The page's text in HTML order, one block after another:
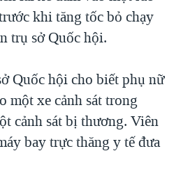
Ở VIỆT NAM
PHỦ VIỆT NAM
TRỘM HẢI SÂM
VỌNG TỪ NÔNG THÔN MỸ
khi tăng tốc bỏ chạy
trụ sở Quốc hội.
Quốc hội cho biết phụ nữ
một xe cảnh sát trong
cảnh sát bị thương. Viên
bay trực thăng y tế đưa